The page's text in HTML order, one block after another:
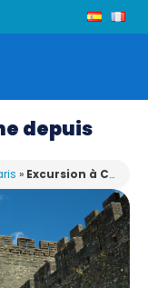
depuis
» Excursion à Carcassonne depuis Paris